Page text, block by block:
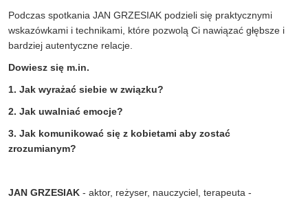
Podczas spotkania JAN GRZESIAK podzieli się praktycznymi
wskazówkami i technikami, które pozwolą Ci nawiązać głębsze i
bardziej autentyczne relacje.
Dowiesz się m.in.
1. Jak wyrażać siebie w związku?
2. Jak uwalniać emocje?
3. Jak komunikować się z kobietami aby zostać
zrozumianym?
JAN GRZESIAK - aktor, reżyser, nauczyciel, terapeuta -